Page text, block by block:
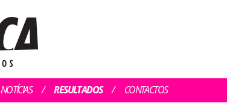
NOTÍCIAS RESULTADOS CONTACTOS